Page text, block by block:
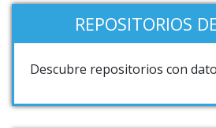
REPOSITORIOS
Descubre repositorios con